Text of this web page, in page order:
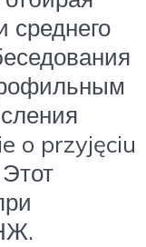
среднего
o przyjęciu